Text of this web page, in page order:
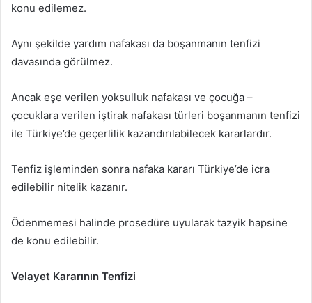
konu edilemez.
Aynı şekilde yardım nafakası da boşanmanın tenfizi
davasında görülmez.
Ancak eşe verilen yoksulluk nafakası ve çocuğa –
çocuklara verilen iştirak nafakası türleri boşanmanın tenfizi
ile Türkiye’de geçerlilik kazandırılabilecek kararlardır.
Tenfiz işleminden sonra nafaka kararı Türkiye’de icra
edilebilir nitelik kazanır.
Ödenmemesi halinde prosedüre uyularak tazyik hapsine
de konu edilebilir.
Velayet Kararının Tenfizi